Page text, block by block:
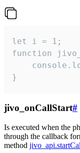
let i = 1;
function
}
jivo_onCallStart#
Is executed when the
through the callback
method